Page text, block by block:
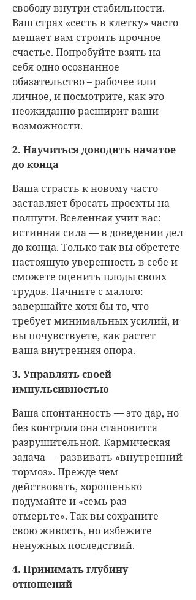
свободу внутри стабильности.
Ваш страх «сесть в клетку» часто
мешает вам строить прочное
счастье. Попробуйте взять на
себя одно осознанное
обязательство – рабочее или
личное, и посмотрите, как это
неожиданно расширит ваши
возможности.
2. Научиться доводить начатое
до конца
Ваша страсть к новому часто
заставляет бросать проекты на
полпути. Вселенная учит вас:
истинная сила — в доведении дел
до конца. Только так вы обретете
настоящую уверенность в себе и
сможете оценить плоды своих
трудов. Начните с малого:
завершайте хотя бы то, что
требует минимальных усилий, и
вы почувствуете, как растет
ваша внутренняя опора.
3. Управлять своей
импульсивностью
Ваша спонтанность — это дар, но
без контроля она становится
разрушительной. Кармическая
задача — развивать «внутренний
тормоз». Прежде чем
действовать, хорошенько
подумайте и «семь раз
отмерьте». Так вы сохраните
свою живость, но избежите
ненужных последствий.
4. Принимать глубину
отношений